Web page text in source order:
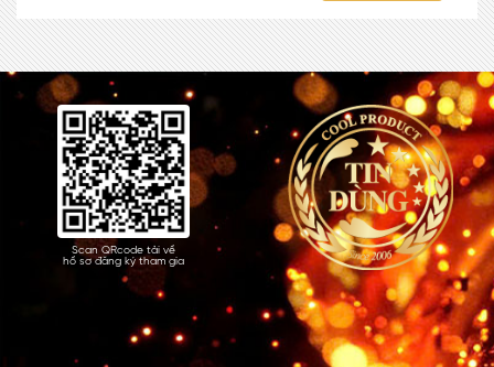
Scan QRcode tải về
hồ sơ đăng ký tham gia